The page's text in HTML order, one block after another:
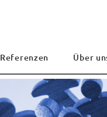
Referenzen Über